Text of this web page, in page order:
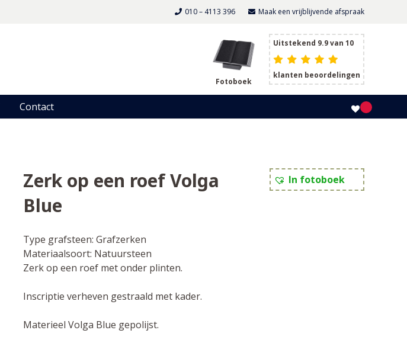
010 – 4113 396 Maak een vrijblijvende afspraak
Fotoboek
Uitstekend 9.9 van 10
klanten beoordelingen
Contact
Zerk op een roef Volga
Blue
Type grafsteen: Grafzerken
Materiaalsoort: Natuursteen
In fotoboek
Zerk op een roef met onder plinten.
Inscriptie verheven gestraald met kader.
Materieel Volga Blue gepolijst.